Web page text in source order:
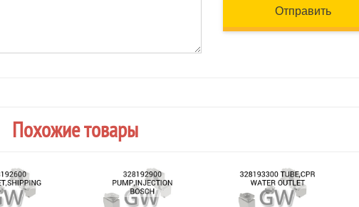
Отправить
Похожие товары